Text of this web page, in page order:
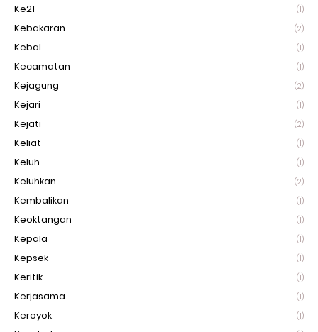
Ke21 (1)
Kebakaran (2)
Kebal (1)
Kecamatan (1)
Kejagung (2)
Kejari (1)
Kejati (2)
Keliat (1)
Keluh (1)
Keluhkan (2)
Kembalikan (1)
Keoktangan (1)
Kepala (1)
Kepsek (1)
Keritik (1)
Kerjasama (1)
Keroyok (1)